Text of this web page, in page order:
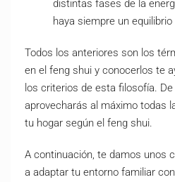
distintas fases de la
haya siempre un
Todos los anteriores son los
en el feng shui y conocerlos te
los criterios de esta filosofía.
aprovecharás al máximo todas
tu hogar según el feng shui.
A continuación, te damos unos
a adaptar tu entorno familiar